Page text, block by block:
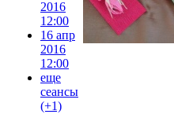
2016
12:00
16 апр
2016
12:00
еще
сеансы
(+1)